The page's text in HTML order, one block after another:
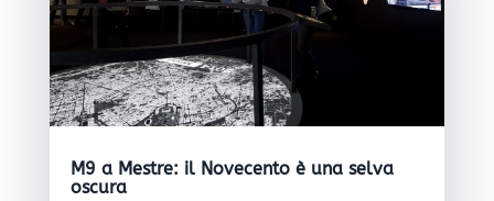
M9 a Mestre: il Novecento è una selva
oscura